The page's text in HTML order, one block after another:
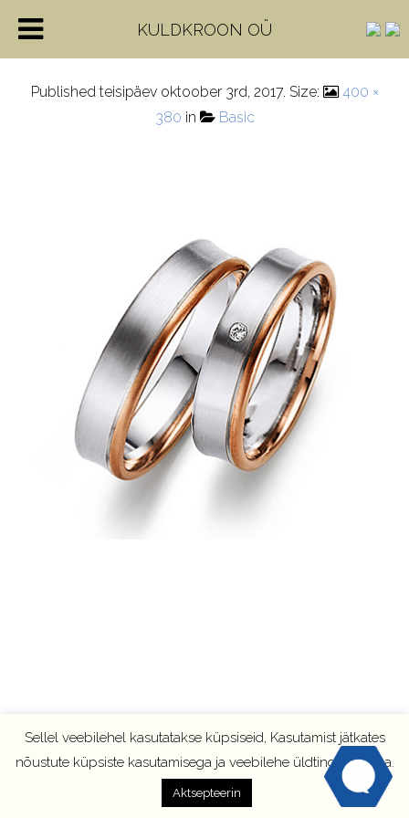
4_20415_5
Published teisipäev oktoober 3rd, 2017. Size:
400 ×
380 in Basic
Sellel veebilehel kasutatakse küpsiseid, Kasutamist jätkates
nõustute küpsiste kasutamisega ja veebilehe üldtingimustega.
Aktsepteerin
KULDKROON OÜ